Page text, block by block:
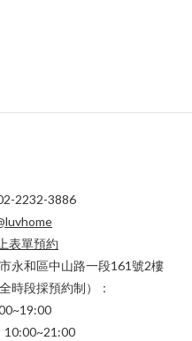
2232-3886
表單預約
永和區中山路一段161號2樓
時段採預約制）：
10:00~21:00